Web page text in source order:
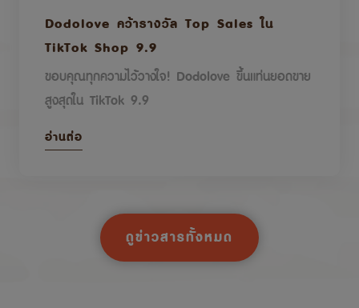
Dodolove คว้ารางวัล Top Sales ใน
TikTok Shop 9.9
ขอบคุณทุกความไว้วางใจ! Dodolove ขึ้นแท่นยอดขาย
สูงสุดใน TikTok 9.9
อ่านต่อ
ดูข่าวสารทั้งหมด